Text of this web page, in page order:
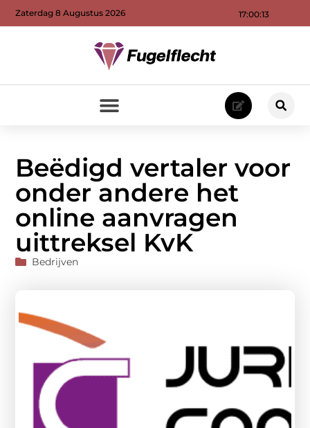
17:00:14
Zaterdag 8 Augustus 2026
Beëdigd vertaler voor
onder andere het
online aanvragen
uittreksel KvK
Bedrijven